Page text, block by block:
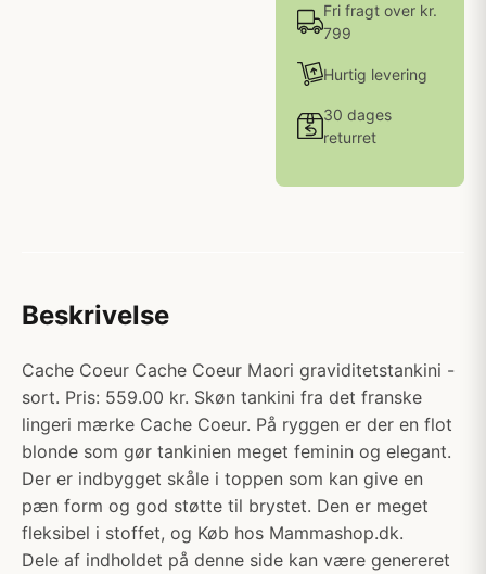
Fri fragt over kr.
799
Hurtig levering
30 dages
returret
Beskrivelse
Cache Coeur Cache Coeur Maori graviditetstankini -
sort. Pris: 559.00 kr. Skøn tankini fra det franske
lingeri mærke Cache Coeur. På ryggen er der en flot
blonde som gør tankinien meget feminin og elegant.
Der er indbygget skåle i toppen som kan give en
pæn form og god støtte til brystet. Den er meget
fleksibel i stoffet, og Køb hos Mammashop.dk.
Dele af indholdet på denne side kan være genereret